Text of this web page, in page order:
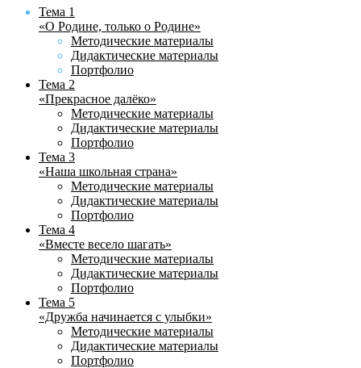
Тема 1
«О Родине, только о Родине»
Методические материалы
Дидактические материалы
Портфолио
Тема 2
«Прекрасное далёко»
Методические материалы
Дидактические материалы
Портфолио
Тема 3
«Наша школьная страна»
Методические материалы
Дидактические материалы
Портфолио
Тема 4
«Вместе весело шагать»
Методические материалы
Дидактические материалы
Портфолио
Тема 5
«Дружба начинается с улыбки»
Методические материалы
Дидактические материалы
Портфолио